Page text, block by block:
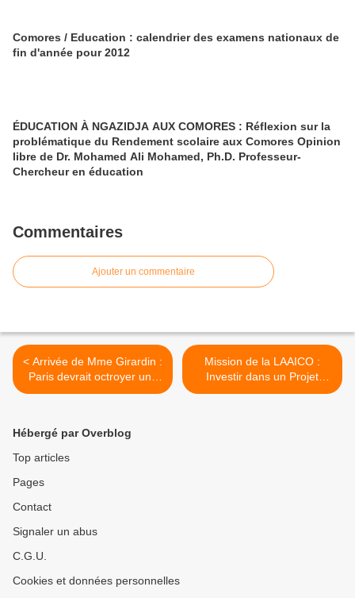
Comores / Education : calendrier des examens nationaux de
fin d'année pour 2012
ÉDUCATION À NGAZIDJA AUX COMORES : Réflexion sur la
problématique du Rendement scolaire aux Comores Opinion
libre de Dr. Mohamed Ali Mohamed, Ph.D. Professeur-
Chercheur en éducation
Commentaires
Ajouter un commentaire
< Arrivée de Mme Girardin :
Paris devrait octroyer une
aide publique 88 millions
Mission de la LAAICO :
Investir dans un Projet
dextension de lhôtel
Hébergé par Overblog
Top articles
Pages
Contact
Signaler un abus
C.G.U.
Cookies et données personnelles